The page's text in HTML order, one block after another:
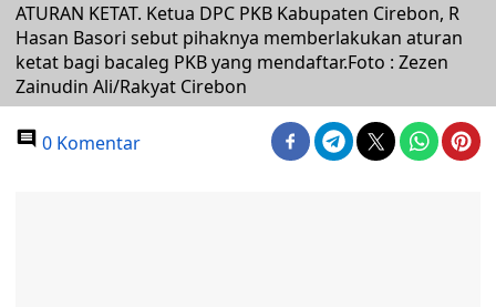
ATURAN KETAT. Ketua DPC PKB Kabupaten Cirebon, R
Hasan Basori sebut pihaknya memberlakukan aturan
ketat bagi bacaleg PKB yang mendaftar.Foto : Zezen
Zainudin Ali/Rakyat Cirebon
0 Komentar